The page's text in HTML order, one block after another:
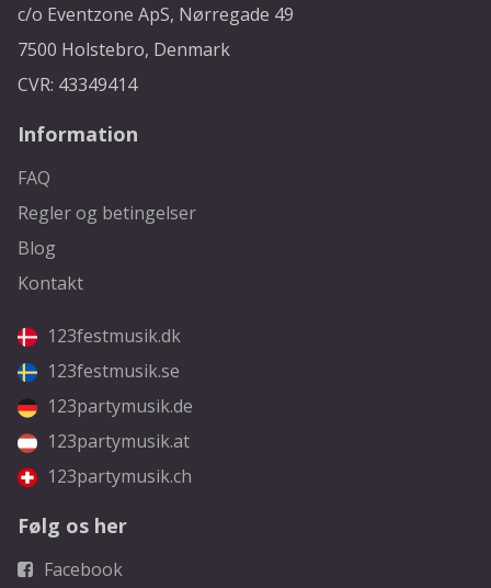
c/o Eventzone ApS, Nørregade 49
7500 Holstebro, Denmark
CVR: 43349414
Information
FAQ
Regler og betingelser
Blog
Kontakt
123festmusik.dk
123festmusik.se
123partymusik.de
123partymusik.at
123partymusik.ch
Følg os her
Facebook